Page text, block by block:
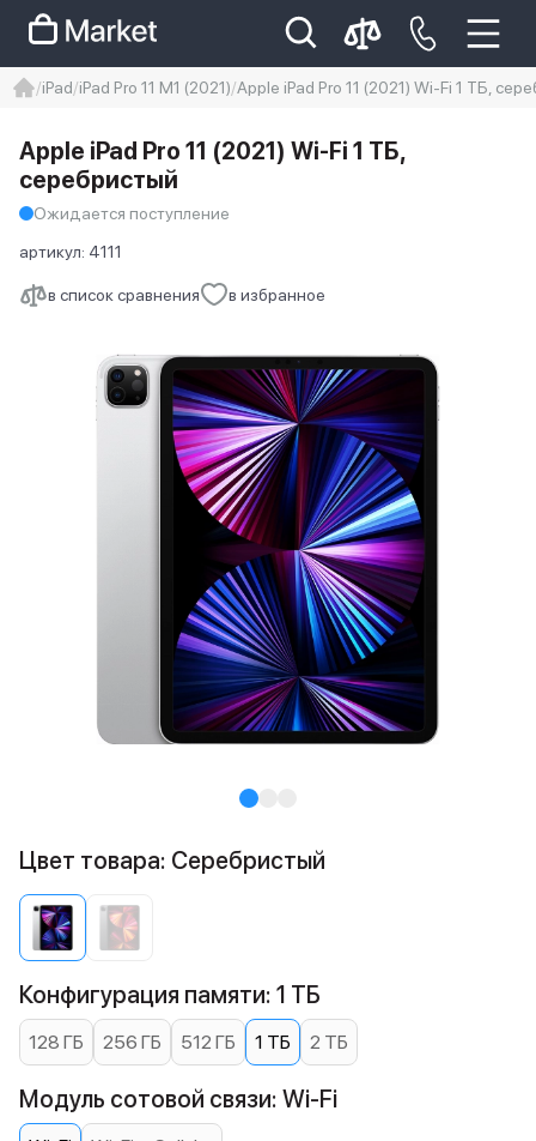
Iphone 14 pro max
айфон 14
iPad iPad Pro 11 M1 (2021) Apple iPad Pro 11 (2021) Wi-Fi 1 ТБ,
в список сравнения в избранное
Apple iPad Pro 11 (2021) Wi-Fi 1 ТБ,
серебристый
Ожидается поступление
артикул: 4111
Цвет товара: Cеребристый
Конфигурация памяти: 1 ТБ
128 ГБ 256 ГБ 512 ГБ 1 ТБ 2 ТБ
Модуль сотовой связи: Wi-Fi